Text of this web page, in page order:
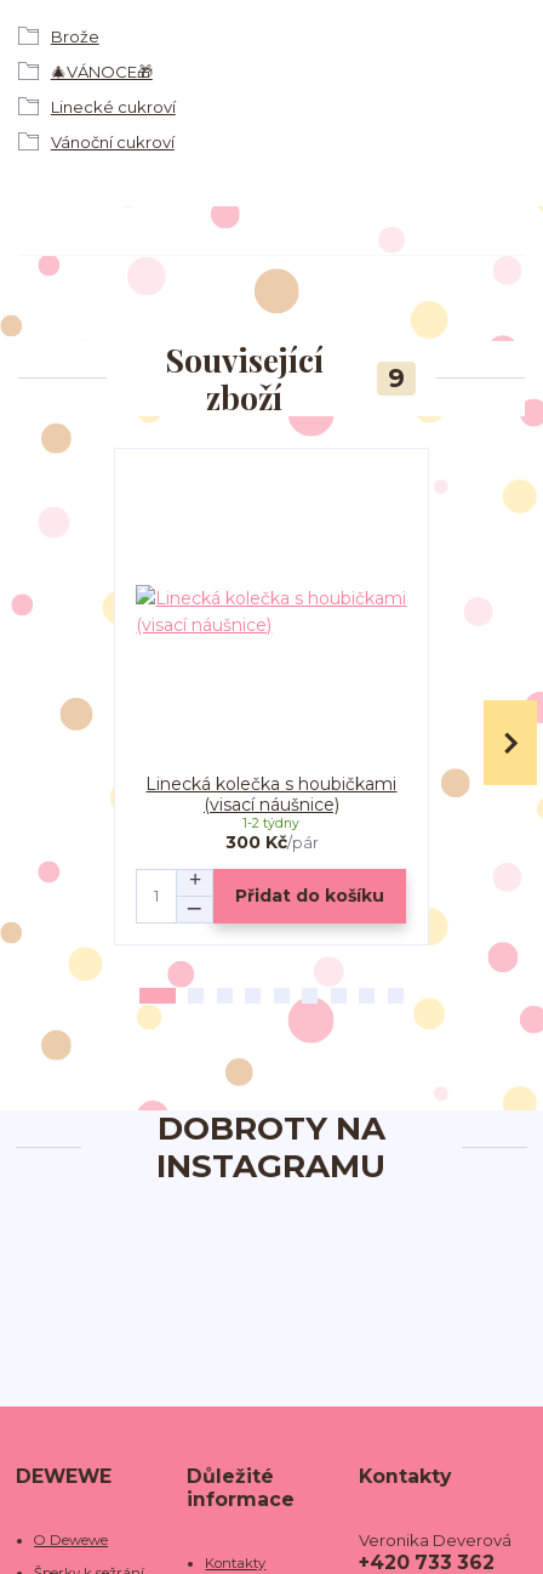
Brože
🎄VÁNOCE🎁
Linecké cukroví
Vánoční cukroví
Související
zboží
9
Linecká kolečka s houbičkami
(visací náušnice)
300 Kč/pár
1-2 týdny
Přidat do košíku
Linecká
DOBROTY NA
INSTAGRAMU
DEWEWE
O Dewewe
Důležité
informace
Kontakty
Kontakty
Veronika Deverová
+420 733 362